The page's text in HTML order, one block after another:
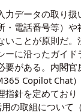
力データの取り扱
・電話番号等）や
いことが原則だ
ーに沿ったガイ
要がある。内閣官
Copilot Chat
指針を定めており
の取組について（